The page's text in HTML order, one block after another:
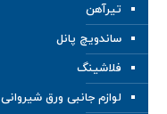
تیرآهن
ساندویچ پانل
فلاشینگ
لوازم جانبی ورق شیروانی